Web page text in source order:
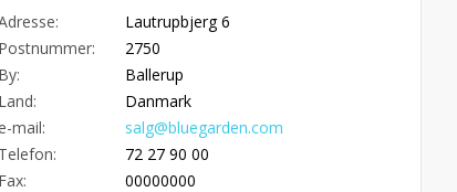
Lautrupbjerg 6
Postnummer:
2750
By:
Ballerup
Land:
Danmark
e-mail:
salg@bluegarden.com
Telefon:
72 27 90 00
Fax:
00000000